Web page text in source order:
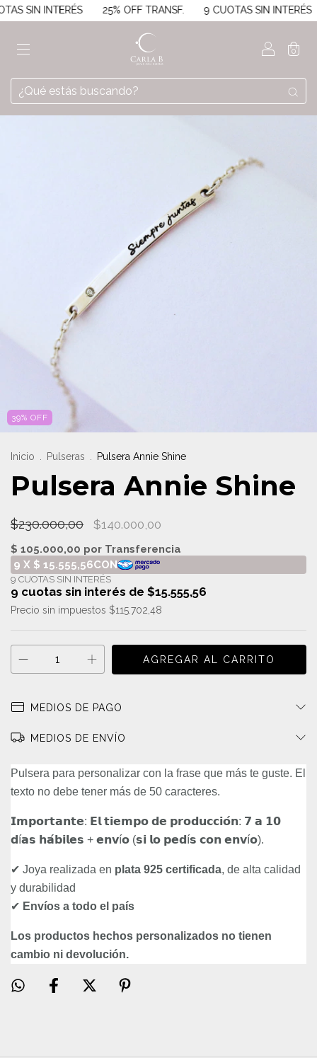
SIN INTERÉS 25% OFF TRANSF. 9 CUOTAS SIN INTERÉS
0
39% OFF
Inicio Pulseras Pulsera Annie Shine
Pulsera Annie Shine
$230.000,00 $140.000,00
9 cuotas sin interés de $15.555,56
Precio sin impuestos $115.702,48
MEDIOS DE PAGO
MEDIOS DE ENVÍO
Pulsera para personalizar con la frase que más te guste. El
texto no debe tener más de 50 caracteres.
𝗜𝗺𝗽𝗼𝗿𝘁𝗮𝗻𝘁𝗲: 𝗘𝗹 𝘁𝗶𝗲𝗺𝗽𝗼 𝗱𝗲 𝗽𝗿𝗼𝗱𝘂𝗰𝗰𝗶𝗼́𝗻: 𝟳 𝗮 𝟭𝟬
𝗱í𝗮𝘀 𝗵𝗮́𝗯𝗶𝗹𝗲𝘀 + 𝗲𝗻𝘃í𝗼 (𝘀𝗶 𝗹𝗼 𝗽𝗲𝗱í𝘀 𝗰𝗼𝗻 𝗲𝗻𝘃í𝗼).
✔ Joya realizada en plata 925 certificada, de alta calidad
y durabilidad
✔ Envíos a todo el país
Los productos hechos personalizados no tienen
cambio ni devolución.